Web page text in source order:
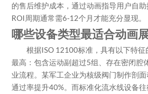
的售后维护成本，通过动画指导用户自
ROI周期通常需6-12个月才能充分显现。
哪些设备类型最适合动画
根据ISO 12100标准，具有以下特征
最高：包含运动副超过5组、存在密闭腔
业流程。某军工企业为核级阀门制作剖
通过率提升40%。而标准化流水线设备